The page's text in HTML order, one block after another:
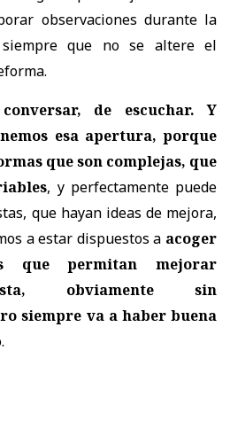
observaciones durante la
siempre que no se altere el
de escuchar. Y
esa apertura, porque
que son complejas, que
, y perfectamente puede
que hayan ideas de mejora,
a estar dispuestos a acoger
que permitan mejorar
obviamente sin
siempre va a haber buena